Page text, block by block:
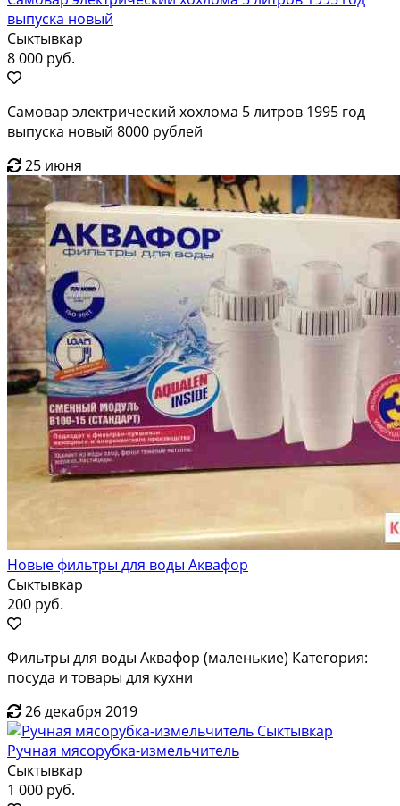
выпуска новый
Сыктывкар
8 000 руб.
Самовар электрический хохлома 5 литров 1995 год
выпуска новый 8000 рублей
25 июня
Новые фильтры для воды Аквафор
Сыктывкар
200 руб.
Фильтры для воды Аквафор (маленькие) Категория:
посуда и товары для кухни
26 декабря 2019
Ручная мясорубка-измельчитель
Сыктывкар
1 000 руб.